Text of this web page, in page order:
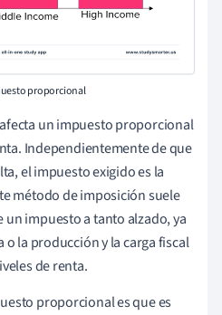
proporcional
un impuesto proporcional
Independientemente de que
el impuesto exigido es la
método de imposición suele
impuesto a tanto alzado, ya
la producción y la carga fiscal
de renta.
proporcional es que es